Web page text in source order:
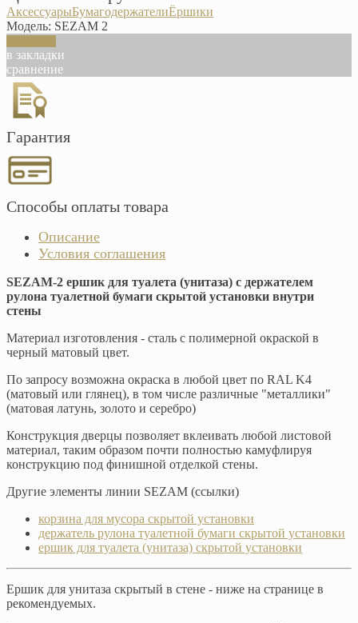
АксессуарыБумагодержателиЁршики
Модель: SEZAM 2
в закладки
сравнение
Гарантия
Способы оплаты товара
Описание
Условия соглашения
SEZAM-2 ершик для туалета (унитаза) с держателем
рулона туалетной бумаги скрытой установки внутри
стены
Материал изготовления - сталь с полимерной окраской в
черный матовый цвет.
По запросу возможна окраска в любой цвет по RAL K4
(матовый или глянец), в том числе различные "металлики"
(матовая латунь, золото и серебро)
Конструкция дверцы позволяет вклеивать любой листовой
материал, таким образом почти полностью камуфлируя
конструкцию под финишной отделкой стены.
Другие элементы линии SEZAM (ссылки)
корзина для мусора скрытой установки
держатель рулона туалетной бумаги скрытой установки
ершик для туалета (унитаза) скрытой установки
Ершик для унитаза скрытый в стене - ниже на странице в
рекомендуемых.